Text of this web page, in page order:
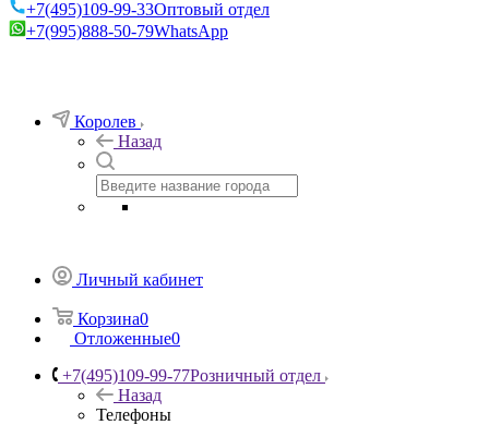
+7(495)109-99-33Оптовый отдел
+7(995)888-50-79WhatsApp
Королев
Назад
Личный кабинет
Корзина0
Отложенные0
+7(495)109-99-77Розничный отдел
Назад
Телефоны